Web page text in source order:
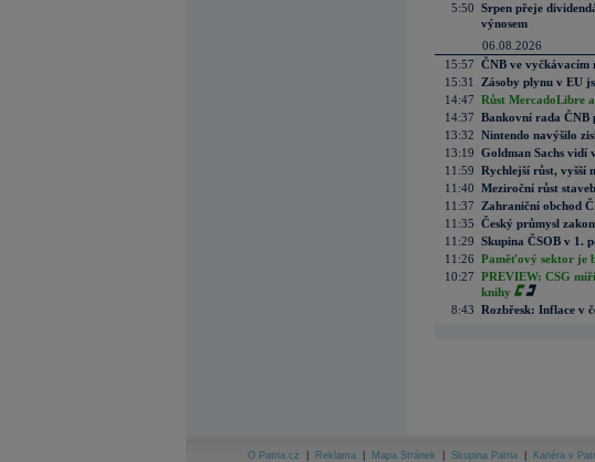
5:50 Srpen přeje
výnosem
06.08.2026
15:57 ČNB ve vyčkávacím
15:31
Zásoby plynu v EU
14:47 Růst MercadoLibre
14:37 Bankovní rada ČNB
13:32 Nintendo navýšilo
13:19 Goldman Sachs vidí
11:59 Rychlejší růst, vyšší
11:40 Meziroční růst
11:37
Zahraniční obchod
11:35 Český průmysl
11:29 Skupina ČSOB v 1.
11:26 Paměťový sektor je
10:27 PREVIEW: CSG
knihy
8:43 Rozbřesk: Inflace v
O Patria.cz Reklama Mapa Stránek Skupina Patria Kariéra v